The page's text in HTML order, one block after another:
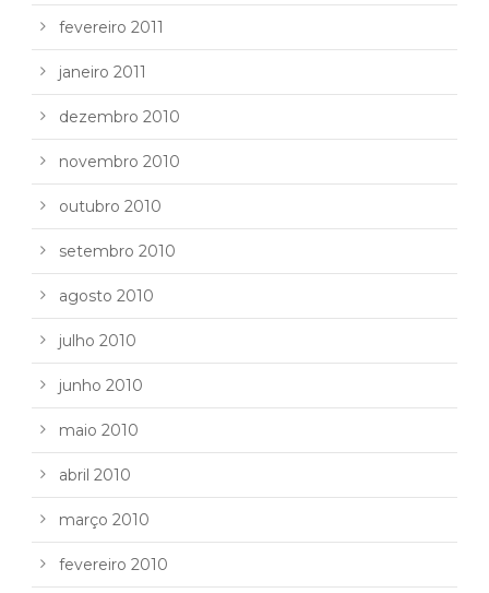
fevereiro 2011
janeiro 2011
dezembro 2010
novembro 2010
outubro 2010
setembro 2010
agosto 2010
julho 2010
junho 2010
maio 2010
abril 2010
março 2010
fevereiro 2010